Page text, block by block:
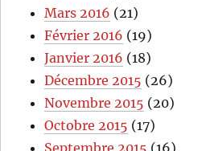
Mars 2016 (21)
Février 2016 (19)
Janvier 2016 (18)
Décembre 2015 (26)
Novembre 2015 (20)
Octobre 2015 (17)
Septembre 2015 (16)